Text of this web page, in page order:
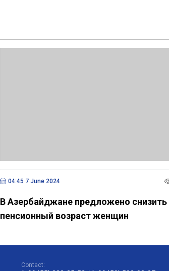
04:45 7 June 2024
В Азербайджане предложено снизить
пенсионный возраст женщин
Contact: